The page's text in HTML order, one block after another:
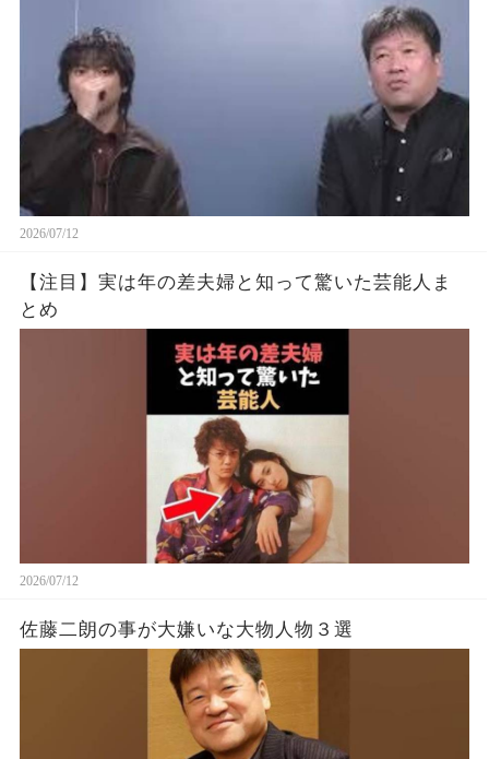
2026/07/12
【注目】実は年の差夫婦と知って驚いた芸能人ま
とめ
2026/07/12
佐藤二朗の事が大嫌いな大物人物３選